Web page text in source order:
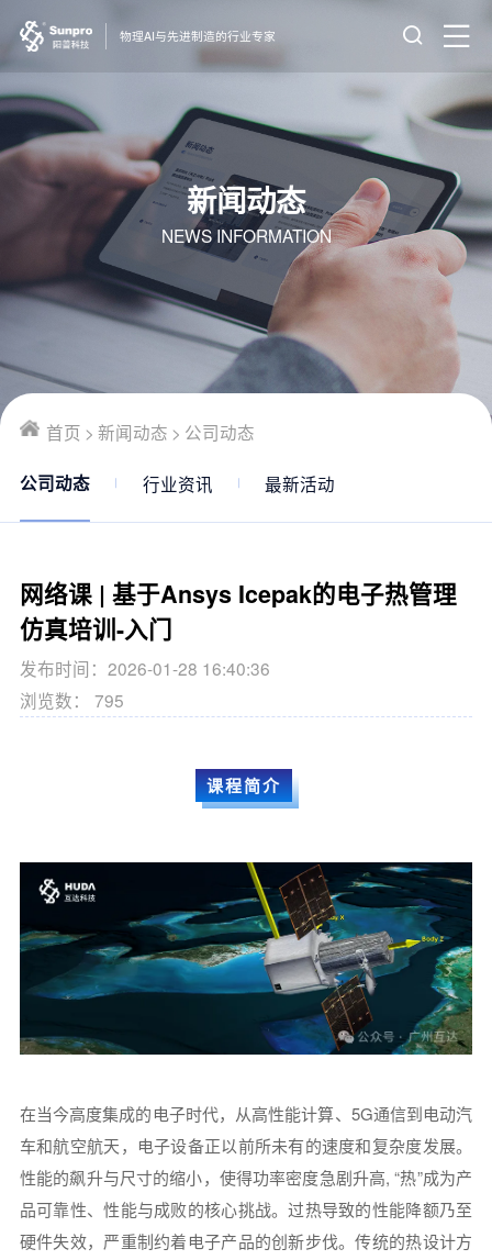
物理AI与先进制造的行业专家
新闻动态
NEWS INFORMATION
公司动态 行业资讯 最新活动
首页 > 新闻动态 > 公司动态
网络课 | 基于Ansys Icepak的电子热管理
仿真培训-入门
发布时间：2026-01-28 16:40:36
浏览数： 795
课程简介
在当今高度集成的电子时代，从高性能计算、5G通信到电动汽
车和航空航天，电子设备正以前所未有的速度和复杂度发展。
性能的飙升与尺寸的缩小，使得功率密度急剧升高, “热”成为产
品可靠性、性能与成败的核心挑战。过热导致的性能降额乃至
硬件失效，严重制约着电子产品的创新步伐。传统的热设计方